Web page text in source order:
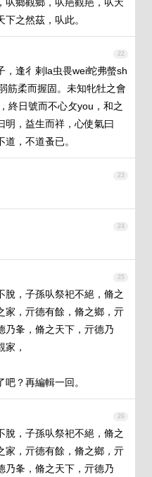
之然茲，㕥此。
22
，逢彳剌la虫畏wei蛇弗螫sh
筋柔而握固。未知牝牡之會
終日號而不心攵you，和之
明，益生而祥，心使氣曰
，不道蚤已。
23
24
25
脫，子孫㕥祭祀不絕，脩之
家，亓德有餘，脩之鄉，亓
乃夆，脩之天下，亓德乃
家，
？再編輯一回。
26
脫，子孫㕥祭祀不絕，脩之
家，亓德有餘，脩之鄉，亓
乃夆，脩之天下，亓德乃